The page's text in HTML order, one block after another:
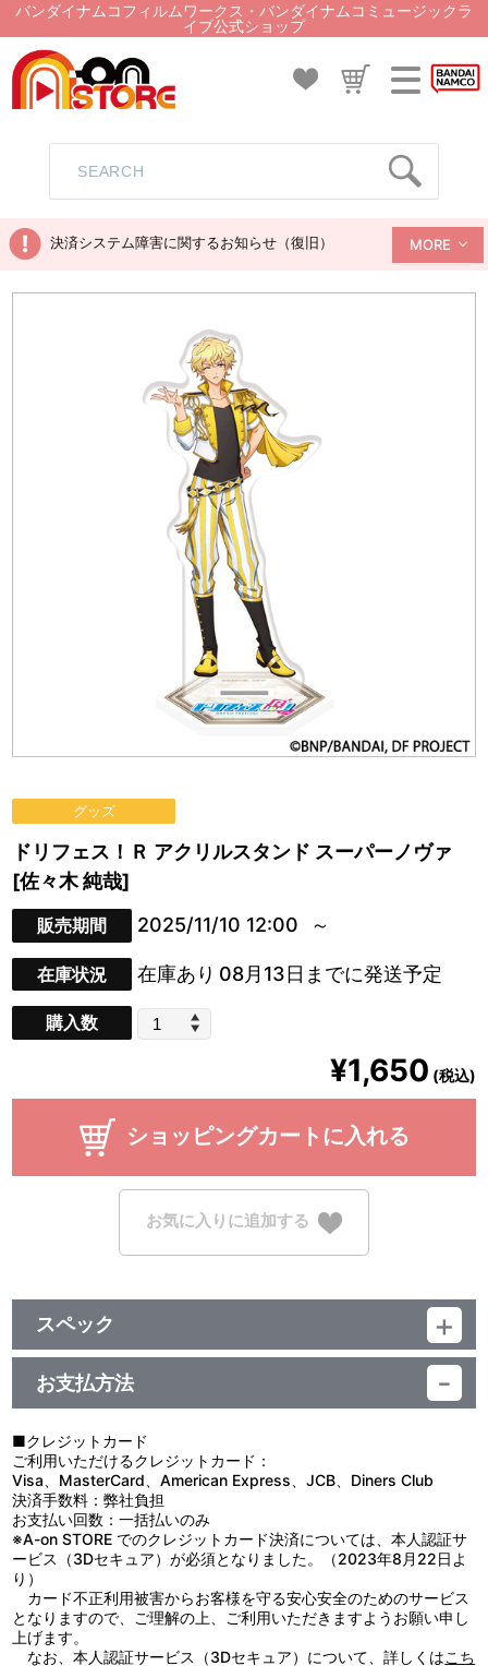
バンダイナムコフィルムワークス・バンダイナムコミュージックラ
イブ公式ショップ
決済システム障害に関するお知らせ（復旧） MORE
グッズ
ドリフェス！Ｒ アクリルスタンド スーパーノヴァ
[佐々木 純哉]
販売期間 2025/11/10 12:00
在庫状況 在庫あり 08月13日までに発送予定
購入数
¥1,650 (税込)
ショッピングカートに入れる
お気に入りに追加する
スペック
品番：BCTJ-5162
サイズ：
本体：H約125mm×W60mm
素材：アクリル
お支払方法
■クレジットカード
ご利用いただけるクレジットカード：
Visa、MasterCard、American Express、JCB、Diners Club
決済手数料：弊社負担
お支払い回数：一括払いのみ
※A-on STORE でのクレジットカード決済については、本人認証サ
ービス（3Dセキュア）が必須となりました。（2023年8月22日よ
り）
カード不正利用被害からお客様を守る安心安全のためのサービス
となりますので、ご理解の上、ご利用いただきますようお願い申し
上げます。
なお、本人認証サービス（3Dセキュア）について、詳しくはこち